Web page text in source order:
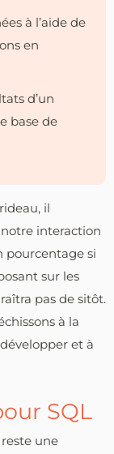
à l’aide de
en
d’un
base de
il
interaction
pourcentage si
sur les
pas de sitôt.
à la
et à
SQL
une